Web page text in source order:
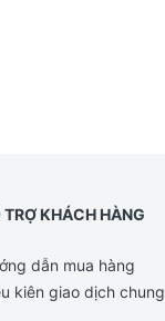
TRỢ KHÁCH HÀNG
dẫn mua hàng
kiên giao dịch chung